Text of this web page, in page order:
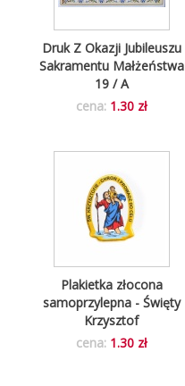
Druk Z Okazji Jubileuszu
Sakramentu Małżeństwa
19 / A
cena: 1.30 zł
Plakietka złocona
samoprzylepna - Święty
Krzysztof
cena: 1.30 zł